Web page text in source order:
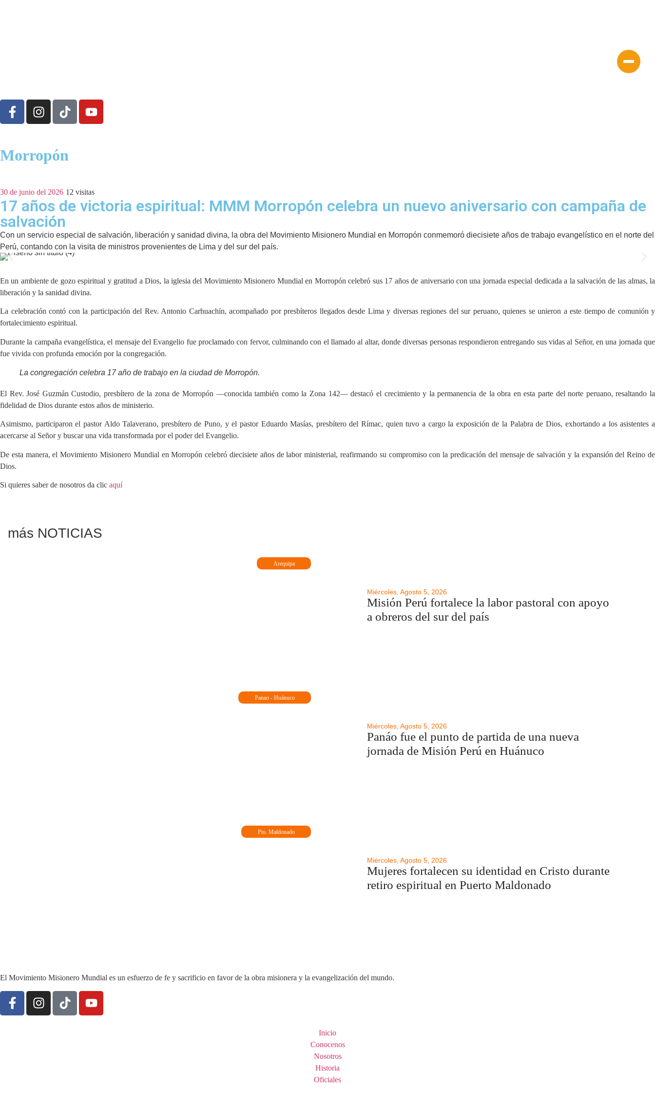
Morropón
30 de junio del 2026 12 visitas
17 años de victoria espiritual: MMM Morropón celebra un nuevo aniversario con campaña de
salvación
Con un servicio especial de salvación, liberación y sanidad divina, la obra del Movimiento Misionero Mundial en Morropón conmemoró diecisiete años de trabajo evangelístico en el norte del
Perú, contando con la visita de ministros provenientes de Lima y del sur del país.
En un ambiente de gozo espiritual y gratitud a Dios, la iglesia del Movimiento Misionero Mundial en Morropón celebró sus 17 años de aniversario con una jornada especial dedicada a la salvación de las almas, la
liberación y la sanidad divina.
La celebración contó con la participación del Rev. Antonio Carhuachín, acompañado por presbíteros llegados desde Lima y diversas regiones del sur peruano, quienes se unieron a este tiempo de comunión y
fortalecimiento espiritual.
Durante la campaña evangelística, el mensaje del Evangelio fue proclamado con fervor, culminando con el llamado al altar, donde diversas personas respondieron entregando sus vidas al Señor, en una jornada que
fue vivida con profunda emoción por la congregación.
La congregación celebra 17 año de trabajo en la ciudad de Morropón.
El Rev. José Guzmán Custodio, presbítero de la zona de Morropón —conocida también como la Zona 142— destacó el crecimiento y la permanencia de la obra en esta parte del norte peruano, resaltando la
fidelidad de Dios durante estos años de ministerio.
Asimismo, participaron el pastor Aldo Talaverano, presbítero de Puno, y el pastor Eduardo Masías, presbítero del Rímac, quien tuvo a cargo la exposición de la Palabra de Dios, exhortando a los asistentes a
acercarse al Señor y buscar una vida transformada por el poder del Evangelio.
De esta manera, el Movimiento Misionero Mundial en Morropón celebró diecisiete años de labor ministerial, reafirmando su compromiso con la predicación del mensaje de salvación y la expansión del Reino de
Dios.
Si quieres saber de nosotros da clic aquí
más NOTICIAS
Arequipa
Miércoles, Agosto 5, 2026
Misión Perú fortalece la labor pastoral con apoyo
a obreros del sur del país
Panao - Huánuco
Miércoles, Agosto 5, 2026
Panáo fue el punto de partida de una nueva
jornada de Misión Perú en Huánuco
Pto. Maldonado
Miércoles, Agosto 5, 2026
Mujeres fortalecen su identidad en Cristo durante
retiro espiritual en Puerto Maldonado
El Movimiento Misionero Mundial es un esfuerzo de fe y sacrificio en favor de la obra misionera y la evangelización del mundo.
Inicio
Conocenos
Nosotros
Historia
Oficiales